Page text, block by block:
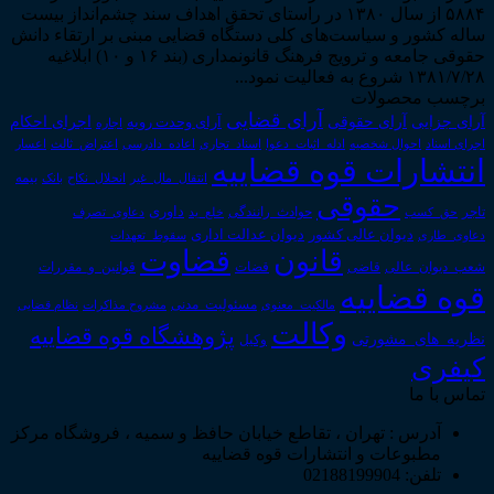
۵۸۸۴ از سال ۱۳۸۰ در راستای تحقق اهداف سند چشم‌انداز بیست
ساله کشور و سیاست‌های کلی دستگاه قضایی مبنی بر ارتقاء دانش
حقوقی جامعه و ترویج فرهنگ قانونمداری (بند ۱۶ و ۱۰) ابلاغیه
۱۳۸۱/۷/۲۸ شروع به فعالیت نمود...
برچسب محصولات
آرای جزایی آرای حقوقی آرای قضایی آرای وحدت رویه اجاره اجرای احکام
اجرای اسناد احوال شخصیه ادله_اثبات_دعوا اسناد_تجاری اعاده_دادرسی اعتراض_ثالث اعسار
انتشارات قوه قضاییه انتقال_مال_غیر انحلال_نکاح بانک بیمه
تاجر حق_کسب حقوقی حوادث_رانندگی خلع_ید داوری دعاوی_تصرف
دعاوی_طاری دیوان عالی کشور دیوان عدالت اداری سقوط_تعهدات
شعب_دیوان_عالی قاضی قانون قضات قضاوت قوانین_و_مقررات
قوه قضاییه مالکیت_معنوی مسئولیت_مدنی مشروح مذاکرات نظام قضایی
نظریه_های_مشورتی وکالت وکیل پژوهشگاه قوه قضاییه
کیفری
تماس با ما
آدرس : تهران ، تقاطع خیابان حافظ و سمیه ، فروشگاه مرکز
مطبوعات و انتشارات قوه قضاییه
تلفن: 02188199904